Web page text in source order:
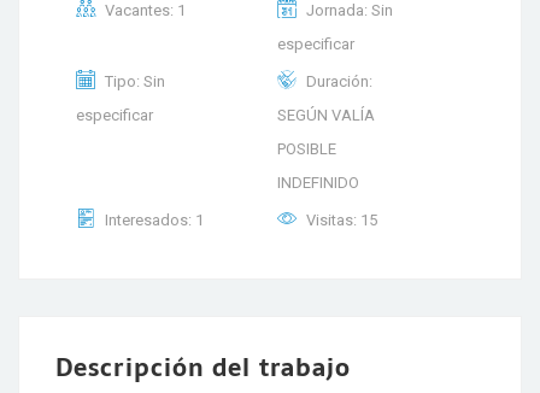
Vacantes: 1
Jornada: Sin
especificar
Tipo: Sin
especificar
Duración:
SEGÚN VALÍA
POSIBLE
INDEFINIDO
Interesados: 1 Visitas: 15
Descripción del trabajo